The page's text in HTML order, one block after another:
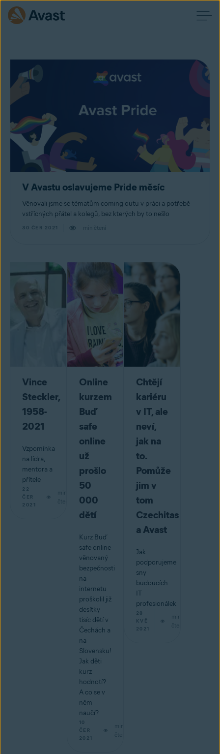
V Avastu oslavujeme Pride měsíc
Věnovali jsme se tématům coming outu v práci a potřebě
vstřícných přátel a kolegů, bez kterých by to nešlo
30 ČER 2021 min čtení
Vince
Steckler,
1958-
2021
Vzpomínka
na lídra,
mentora a
přítele
22
ČER
2021
min
čtení
Online
kurzem
Buď
safe
online
už
prošlo
50
000
dětí
Kurz Buď
safe online
věnovaný
bezpečnosti
na
internetu
proškolil již
desítky
tisíc dětí v
Čechách a
na
Slovensku!
Jak děti
kurz
hodnotí?
A co se v
něm
naučí?
10
ČER
2021
min
čtení
Chtějí
kariéru
v IT, ale
neví,
jak na
to.
Pomůže
jim v
tom
Czechitas
a Avast
Jak
podporujeme
sny
budoucích
IT
profesionálek
28
KVĚ
2021
min
čtení